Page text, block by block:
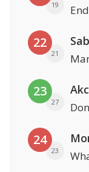
19
22
21
23
27
24
23